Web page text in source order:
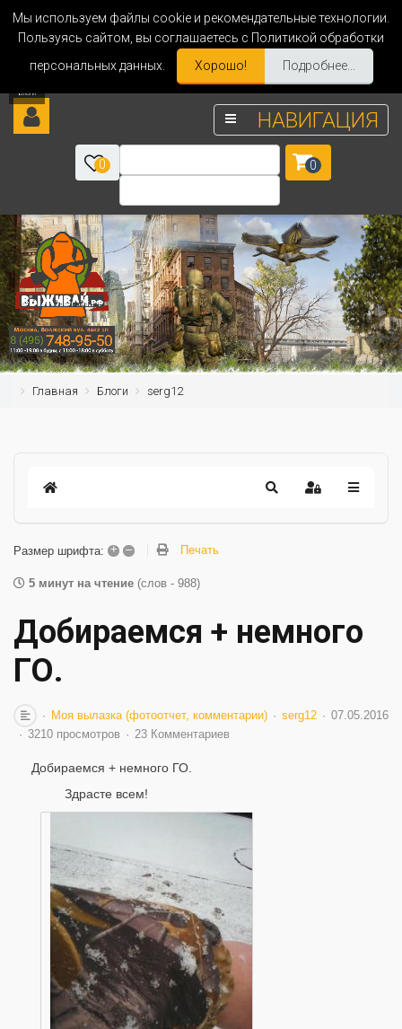
Мы используем файлы cookie и рекомендательные технологии.
Пользуясь сайтом, вы соглашаетесь с Политикой обработки
персональных данных.
Хорошо! Подробнее...
НАВИГАЦИЯ
0 0
Главная Блоги serg12
Размер шрифта: + – Печать
5 минут на чтение (слов - 988)
Добираемся + немного
ГО.
Моя вылазка (фотоотчет, комментарии) serg12
07.05.2016
3210 просмотров
23 Комментариев
Добираемся + немного ГО.
Здрасте всем!